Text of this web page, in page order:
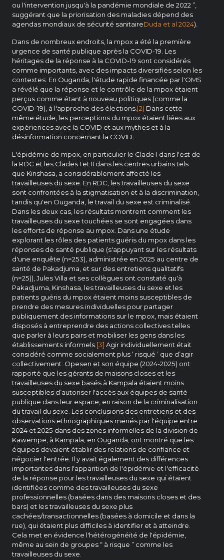
ou l'intervention jusqu'à la pandémie mondiale de 2022 ”,
suggérant que la priorisation des maladies dépend des
agendas mondiaux de sécurité sanitaireDuda et al 2024).
Dans de nombreux endroits, la mpox a été la première
urgence de santé publique après la COVID-19. Les
héritages de la réponse à la COVID-19 sont considérés
comme importants, avec des impacts diversifiés selon les
contextes. En Ouganda, l'étude rapide financée par l'OMS
a révélé que la réponse et le contrôle de la mpox étaient
perçus comme étant à nouveau politiques (comme la
COVID-19), à l'approche des élections. [2] Dans cette
même étude, les perceptions du mpox étaient liées aux
expériences avec la COVID et aux mythes et à la
désinformation concernant la COVID.
L'épidémie de mpox, en particulier le Clade I dans l'est de
la RDC et les Clades I et II dans les centres urbains tels
que Kinshasa, a considérablement affecté les
travailleuses du sexe. En RDC, les travailleuses du sexe
sont confrontées à la stigmatisation et à la discrimination,
tandis qu'en Ouganda, le travail du sexe est criminalisé.
Dans les deux cas, les résultats montrent comment les
travailleuses du sexe touchées se sont engagées dans
les efforts de réponse au mpox. Dans une étude
explorant les rôles des patients guéris du mpox dans les
réponses de santé publique (s'appuyant sur les résultats
d'une enquête (n=253), administrée en 2025 au centre de
santé de Pakadjuma, et sur des entretiens qualitatifs
(n=25)), Jules Villa et ses collègues ont constaté qu'à
Pakadjuma, Kinshasa, les travailleuses du sexe et les
patients guéris du mpox étaient moins susceptibles de
prendre des mesures individuelles pour partager
publiquement des informations sur le mpox, mais étaient
disposés à entreprendre des actions collectives telles
que parler à leurs pairs et mobiliser les gens dans les
établissements informels. [3] Agir individuellement était
considéré comme socialement plus ‘ risqué ’ que d’agir
collectivement. Opesen et son équipe (2024-2025) ont
rapporté que les gérants de maisons closes et les
travailleuses du sexe basés à Kampala étaient moins
susceptibles d’autoriser l'accès aux équipes de santé
publique dans leur espace, en raison de la criminalisation
du travail du sexe. Les conclusions des entretiens et des
observations ethnographiques menés par l'équipe entre
2024 et 2025 dans des zones informelles de la division de
Kawempe, à Kampala, en Ouganda, ont montré que les
équipes devaient établir des relations de confiance et
négocier l'entrée. Il y avait également des différences
importantes dans l'apparition de l'épidémie et l'efficacité
de la réponse pour les travailleuses du sexe qui étaient
identifiées comme des travailleuses du sexe
professionnelles (basées dans des maisons closes et des
bars) et les travailleuses du sexe plus
cachées/transactionnelles (basées à domicile et dans la
rue), qui étaient plus difficiles à identifier et à atteindre.
Cela met en évidence l'hétérogénéité de l'épidémie,
même au sein de groupes “ à risque ” comme les
travailleuses du sexe.